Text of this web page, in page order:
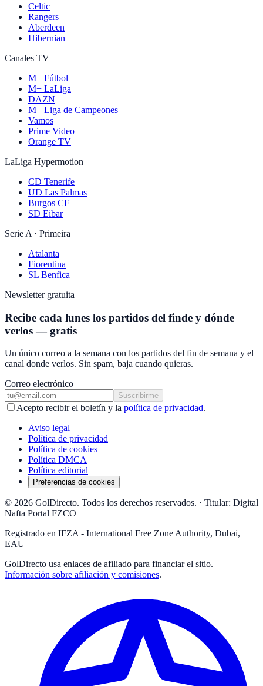
Celtic
Rangers
Aberdeen
Hibernian
Canales TV
M+ Fútbol
M+ LaLiga
DAZN
M+ Liga de Campeones
Vamos
Prime Video
Orange TV
LaLiga Hypermotion
CD Tenerife
UD Las Palmas
Burgos CF
SD Eibar
Serie A · Primeira
Atalanta
Fiorentina
SL Benfica
Newsletter gratuita
Recibe cada lunes los partidos del finde y dónde
verlos — gratis
Un único correo a la semana con los partidos del fin de semana y el
canal donde verlos. Sin spam, baja cuando quieras.
Correo electrónico
Suscribirme
Acepto recibir el boletín y la política de privacidad.
Aviso legal
Política de privacidad
Política de cookies
Política DMCA
Política editorial
Preferencias de cookies
© 2026 GolDirecto. Todos los derechos reservados. · Titular: Digital
Nafta Portal FZCO
Registrado en IFZA - International Free Zone Authority, Dubai,
EAU
GolDirecto usa enlaces de afiliado para financiar el sitio.
Información sobre afiliación y comisiones.